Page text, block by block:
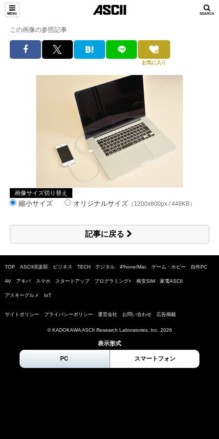
この画像の参照記事
お気に入り
画像サイズ切り替え
縮小サイズ オリジナルサイズ （1200x800px / 448KB）
記事に戻る
TOP ASCII倶楽部 ビジネス TECH デジタル iPhone/Mac ゲーム・ホビー 自作PC
AV アキバ スマホ スタートアップ プログラミング+ 格安SIM 家電ASCII
アスキーグルメ IoT
サイトポリシー プライバシーポリシー 運営会社 お問い合わせ 広告掲載
© KADOKAWA ASCII Research Laboratories, Inc. 2026
表示形式
PC スマートフォン